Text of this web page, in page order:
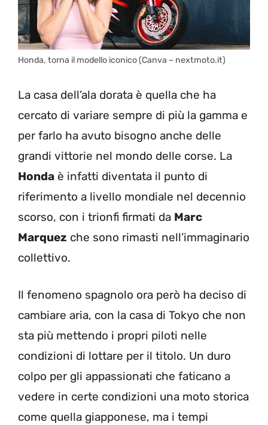
Honda, torna il modello iconico (Canva – nextmoto.it)
La casa dell’ala dorata è quella che ha
cercato di variare sempre di più la gamma e
per farlo ha avuto bisogno anche delle
grandi vittorie nel mondo delle corse. La
Honda è infatti diventata il punto di
riferimento a livello mondiale nel decennio
scorso, con i trionfi firmati da Marc
Marquez che sono rimasti nell’immaginario
collettivo.
Il fenomeno spagnolo ora però ha deciso di
cambiare aria, con la casa di Tokyo che non
sta più mettendo i propri piloti nelle
condizioni di lottare per il titolo. Un duro
colpo per gli appassionati che faticano a
vedere in certe condizioni una moto storica
come quella giapponese, ma i tempi